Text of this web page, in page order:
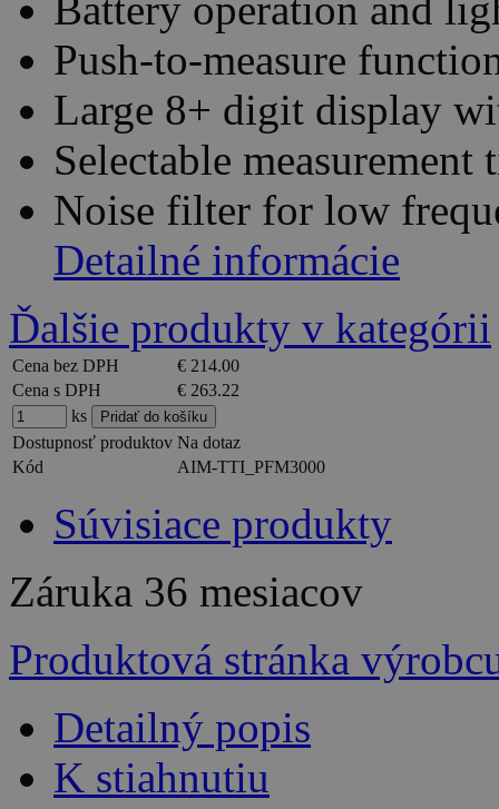
Battery operation and
Push-to-measure
Large 8+ digit display
Selectable
Noise filter for low
Detailné informácie
Ďalšie produkty v kategórii
Cena bez DPH
€ 214.00
Cena s DPH
€ 263.22
ks
Dostupnosť produktov Na dotaz
Kód
AIM-TTI_PFM3000
Súvisiace produkty
Záruka 36 mesiacov
Produktová stránka
Detailný popis
K stiahnutiu